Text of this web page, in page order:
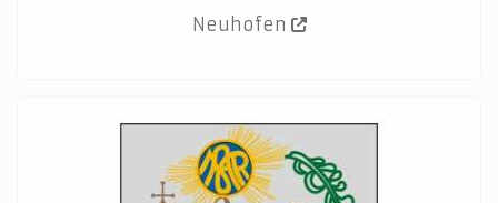
Neuhofen